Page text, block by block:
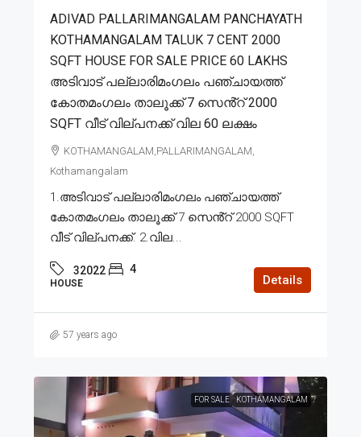
ADIVAD PALLARIMANGALAM PANCHAYATH
KOTHAMANGALAM TALUK 7 CENT 2000
SQFT HOUSE FOR SALE PRICE 60 LAKHS
അടിവാട് പല്ലാരിമംഗലം പഞ്ചായത്ത്
കോതമംഗലം താലൂക്ക് 7 സെൻ്റ് 2000
SQFT വീട് വില്പനക്ക് വില 60 ലക്ഷം
KOTHAMANGALAM,PALLARIMANGALAM,
Kothamangalam
1.അടിവാട് പല്ലാരിമംഗലം പഞ്ചായത്ത്
കോതമംഗലം താലൂക്ക് 7 സെൻ്റ് 2000 SQFT
വീട് വില്പനക്ക്. 2.വില...
32022 4
HOUSE Details
57 years ago
FOR SALE KOTHAMANGALAM